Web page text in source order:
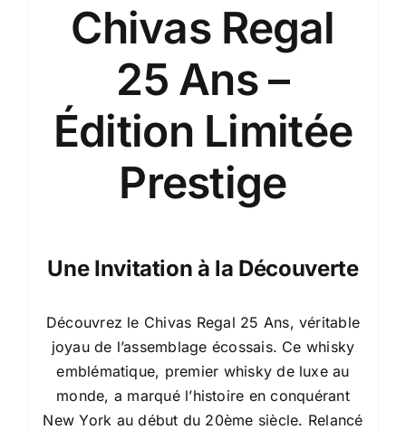
Chivas Regal
25 Ans –
Édition Limitée
Prestige
Une Invitation à la Découverte
Découvrez le Chivas Regal 25 Ans, véritable
joyau de l’assemblage écossais. Ce whisky
emblématique, premier whisky de luxe au
monde, a marqué l’histoire en conquérant
New York au début du 20ème siècle. Relancé